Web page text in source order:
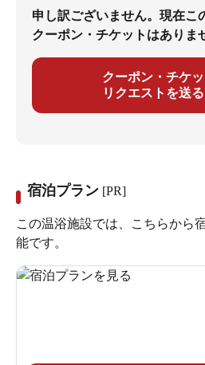
申し訳ございません。現在こ
クーポン・チケットはありま
クーポン・チケ
リクエストを送る
宿泊プラン [PR]
この温浴施設では、こちらから
能です。